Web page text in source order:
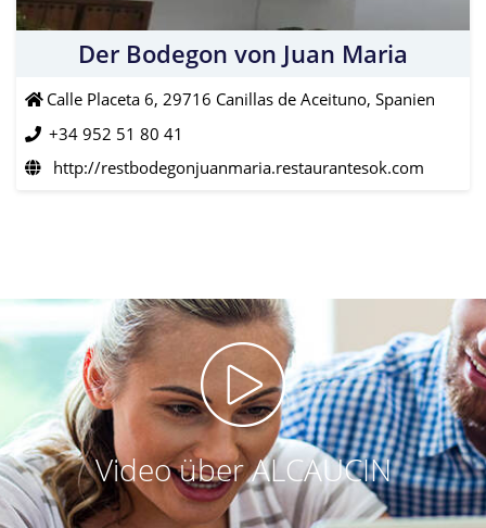
Der Bodegon von Juan Maria
Calle Placeta 6, 29716 Canillas de Aceituno, Spanien
+34 952 51 80 41
http://restbodegonjuanmaria.restaurantesok.com
Video über ALCAUCIN